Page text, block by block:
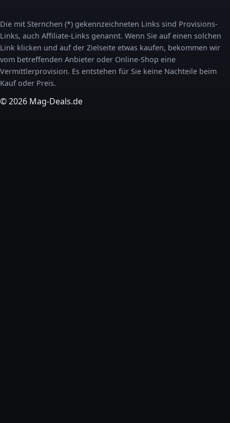
Die mit Sternchen (*) gekennzeichneten Links sind Provisions-
Links, auch Affiliate-Links genannt. Wenn Sie auf einen solchen
Link klicken und auf der Zielseite etwas kaufen, bekommen wir
vom betreffenden Anbieter oder Online-Shop eine
Vermittlerprovision. Es entstehen für Sie keine Nachteile beim
Kauf oder Preis.
© 2026 Mag-Deals.de